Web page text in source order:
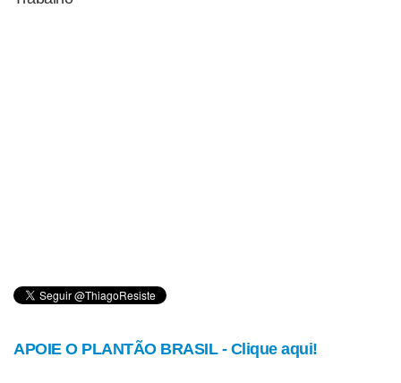
APOIE O PLANTÃO BRASIL - Clique aqui!